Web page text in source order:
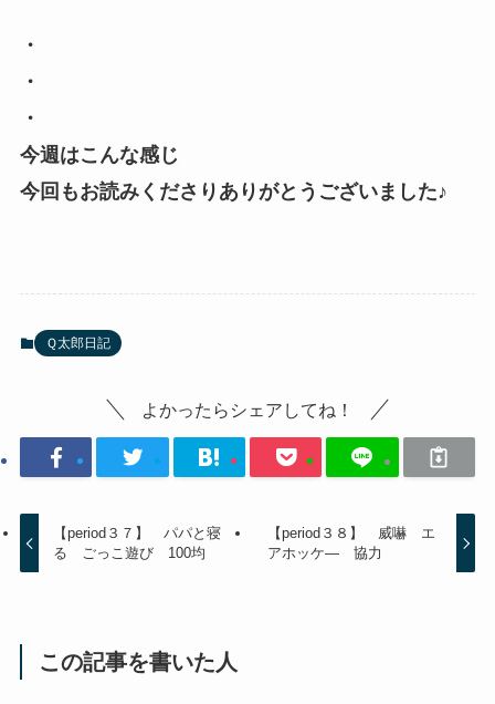
・
・
・
今週はこんな感じ
今回もお読みくださりありがとうございました♪
Ｑ太郎日記
よかったらシェアしてね！
【period３７】 パパと寝
る ごっこ遊び 100均
【period３８】 威嚇 エ
アホッケ― 協力
この記事を書いた人